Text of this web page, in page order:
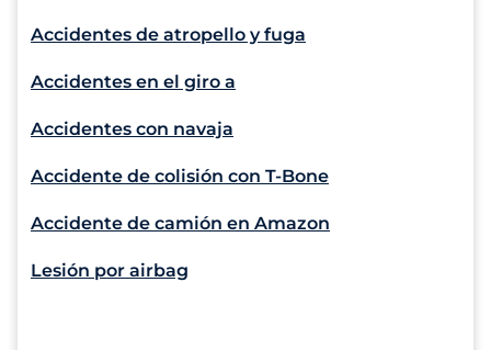
Accidentes de atropello y fuga
Accidentes en el giro a
Accidentes con navaja
Accidente de colisión con T-Bone
Accidente de camión en Amazon
Lesión por airbag